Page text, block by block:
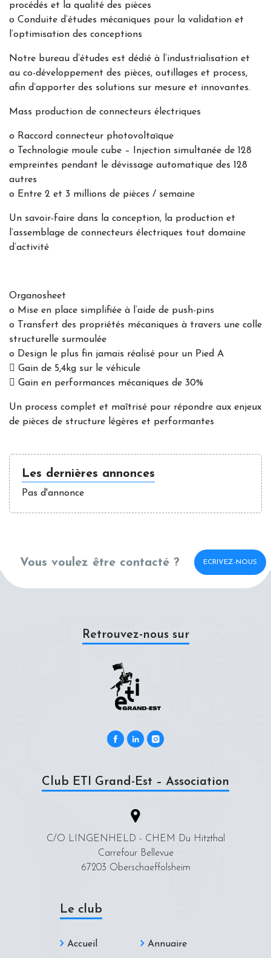
procédés et la qualité des pièces
o Conduite d’études mécaniques pour la validation et
l’optimisation des conceptions
Notre bureau d’études est dédié à l’industrialisation et
au co-développement des pièces, outillages et process,
afin d’apporter des solutions sur mesure et innovantes.
Mass production de connecteurs électriques
o Raccord connecteur photovoltaïque
o Technologie moule cube – Injection simultanée de 128
empreintes pendant le dévissage automatique des 128
autres
o Entre 2 et 3 millions de pièces / semaine
Un savoir-faire dans la conception, la production et
l’assemblage de connecteurs électriques tout domaine
d’activité
Organosheet
o Mise en place simplifiée à l’aide de push-pins
o Transfert des propriétés mécaniques à travers une colle
structurelle surmoulée
o Design le plus fin jamais réalisé pour un Pied A
 Gain de 5,4kg sur le véhicule
 Gain en performances mécaniques de 30%
Un process complet et maîtrisé pour répondre aux enjeux
de pièces de structure légères et performantes
Les dernières annonces
Pas d'annonce
Vous voulez être contacté ? ECRIVEZ-NOUS
Retrouvez-nous sur
Club ETI Grand-Est – Association
C/O LINGENHELD - CHEM Du Hitzthal
Carrefour Bellevue
67203 Oberschaeffolsheim
Le club
Accueil Annuaire